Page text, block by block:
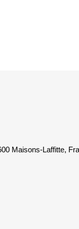
Maisons-Laffitte,